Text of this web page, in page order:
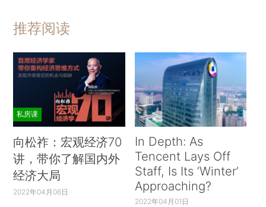
推荐阅读
私房课
向松祚：宏观经济70
讲，带你了解国内外
经济大局
2022年04月06日
In Depth: As
Tencent Lays Off
Staff, Is Its ‘Winter’
Approaching?
2022年04月01日